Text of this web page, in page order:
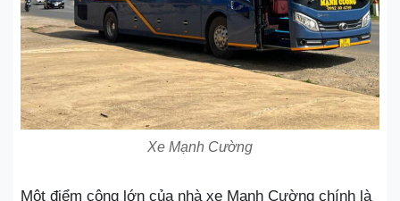
Xe Mạnh Cường
Một điểm cộng lớn của nhà xe Mạnh Cường chính là